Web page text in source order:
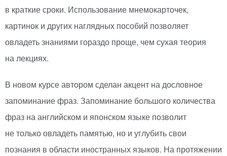
в краткие сроки. Использование мнемокарточек,
картинок и других наглядных пособий позволяет
овладеть знаниями гораздо проще, чем сухая теория
на лекциях.
В новом курсе автором сделан акцент на дословное
запоминание фраз. Запоминание большого количества
фраз на английском и японском языке позволит
не только овладеть памятью, но и углубить свои
познания в области иностранных языков. На протяжении